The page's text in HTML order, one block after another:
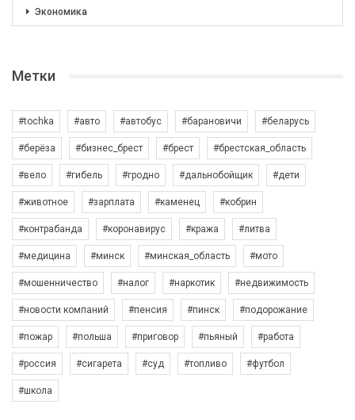
Экономика
Метки
#tochka #авто #автобус #барановичи #беларусь
#берёза #бизнес_брест #брест #брестская_область
#вело #гибель #гродно #дальнобойщик #дети
#животное #зарплата #каменец #кобрин
#контрабанда #коронавирус #кража #литва
#медицина #минск #минская_область #мото
#мошенничество #налог #наркотик #недвижимость
#новости компаний #пенсия #пинск #подорожание
#пожар #польша #приговор #пьяный #работа
#россия #сигарета #суд #топливо #футбол
#школа